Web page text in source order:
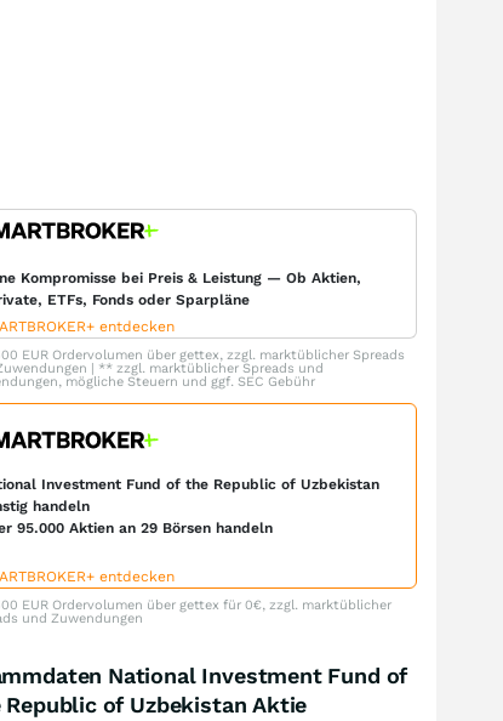
Kompromisse bei Preis & Leistung — Ob Aktien,
ETFs, Fonds oder Sparpläne
entdecken
EUR Ordervolumen über gettex, zzgl. marktüblicher Spreads
| ** zzgl. marktüblicher Spreads und
mögliche Steuern und ggf. SEC Gebühr
Investment Fund of the Republic of Uzbekistan
handeln
95.000 Aktien an 29 Börsen handeln
entdecken
EUR Ordervolumen über gettex für 0€, zzgl. marktüblicher
und Zuwendungen
National Investment Fund of
Republic of Uzbekistan Aktie